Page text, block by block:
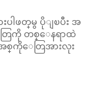
ါဖတ္ မွ ပိုျၿပီး အ
ြကို တစ္ ေနရာထဲ
စ္ ကို ေတြအားလုး